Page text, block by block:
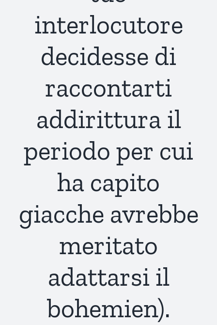
interlocutore
decidesse di
raccontarti
addirittura il
periodo per cui
ha capito
giacche avrebbe
meritato
adattarsi il
bohemien).